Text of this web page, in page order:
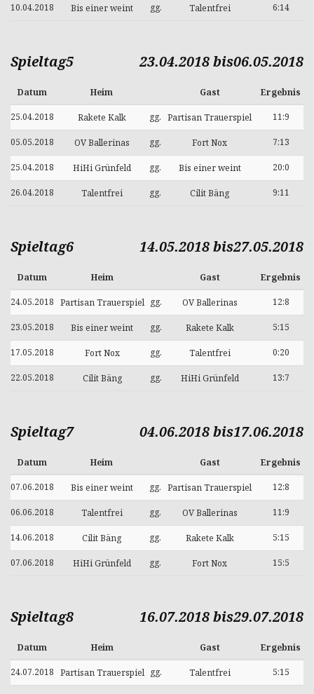
10.04.2018 Bis einer weint gg. Talentfrei 6:14
Spieltag5 23.04.2018 bis06.05.2018
Datum Heim Gast Ergebnis
25.04.2018 Rakete Kalk gg. Partisan Trauerspiel 11:9
05.05.2018 OV Ballerinas gg. Fort Nox 7:13
25.04.2018 HiHi Grünfeld gg. Bis einer weint 20:0
26.04.2018 Talentfrei gg. Cilit Bäng 9:11
Spieltag6 14.05.2018 bis27.05.2018
Datum Heim Gast Ergebnis
24.05.2018 Partisan Trauerspiel gg. OV Ballerinas 12:8
23.05.2018 Bis einer weint gg. Rakete Kalk 5:15
17.05.2018 Fort Nox gg. Talentfrei 0:20
22.05.2018 Cilit Bäng gg. HiHi Grünfeld 13:7
Spieltag7 04.06.2018 bis17.06.2018
Datum Heim Gast Ergebnis
07.06.2018 Bis einer weint gg. Partisan Trauerspiel 12:8
06.06.2018 Talentfrei gg. OV Ballerinas 11:9
14.06.2018 Cilit Bäng gg. Rakete Kalk 5:15
07.06.2018 HiHi Grünfeld gg. Fort Nox 15:5
Spieltag8 16.07.2018 bis29.07.2018
Datum Heim Gast Ergebnis
24.07.2018 Partisan Trauerspiel gg. Talentfrei 5:15